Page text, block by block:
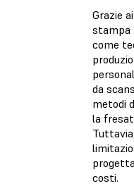
Grazie
stampa
come
da
metodi
la
costi.